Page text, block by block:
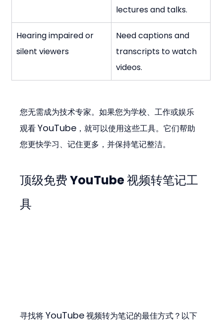
lectures and talks.
Hearing impaired or
silent viewers
Need captions and
transcripts to watch
videos.
您无需成为技术专家。如果您为学校、工作或娱乐
观看 YouTube ，就可以使用这些工具。它们帮助
您更快学习、记住更多，并保持笔记整洁。
顶级免费 YouTube 视频转笔记工
具
寻找将 YouTube 视频转为笔记的最佳方式？以下